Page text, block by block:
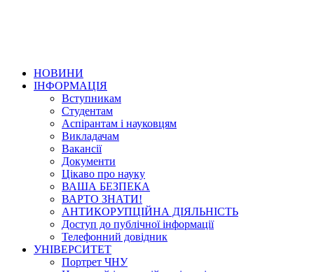
НОВИНИ
ІНФОРМАЦІЯ
Вступникам
Студентам
Аспірантам і науковцям
Викладачам
Вакансії
Документи
Цікаво про науку
ВАША БЕЗПЕКА
ВАРТО ЗНАТИ!
АНТИКОРУПЦІЙНА ДІЯЛЬНІСТЬ
Доступ до публічної інформації
Телефонний довідник
УНІВЕРСИТЕТ
Портрет ЧНУ